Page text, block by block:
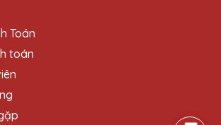
Thịnh
2025
chỉ đẹp mà còn mang lại giá trị tinh
cho người nhận.
Toán
toán